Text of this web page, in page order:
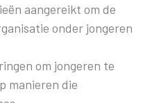
aangereikt om de
onder jongeren
om jongeren te
manieren die